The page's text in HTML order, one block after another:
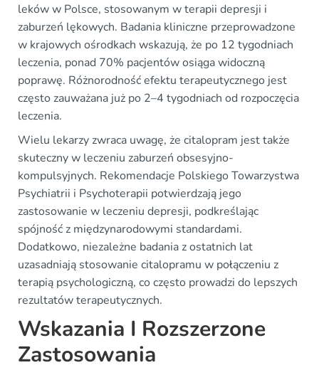
leków w Polsce, stosowanym w terapii depresji i
zaburzeń lękowych. Badania kliniczne przeprowadzone
w krajowych ośrodkach wskazują, że po 12 tygodniach
leczenia, ponad 70% pacjentów osiąga widoczną
poprawę. Różnorodność efektu terapeutycznego jest
często zauważana już po 2–4 tygodniach od rozpoczęcia
leczenia.
Wielu lekarzy zwraca uwagę, że citalopram jest także
skuteczny w leczeniu zaburzeń obsesyjno-
kompulsyjnych. Rekomendacje Polskiego Towarzystwa
Psychiatrii i Psychoterapii potwierdzają jego
zastosowanie w leczeniu depresji, podkreślając
spójność z międzynarodowymi standardami.
Dodatkowo, niezależne badania z ostatnich lat
uzasadniają stosowanie citalopramu w połączeniu z
terapią psychologiczną, co często prowadzi do lepszych
rezultatów terapeutycznych.
Wskazania I Rozszerzone
Zastosowania